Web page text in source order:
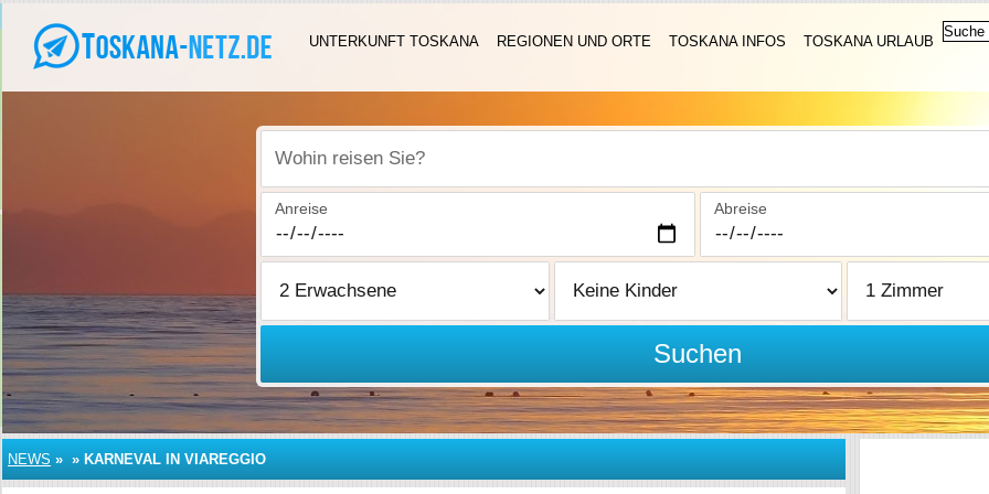
UNTERKUNFT TOSKANA REGIONEN UND ORTE TOSKANA INFOS TOSKANA URLAUB
Wohin reisen Sie?
Anreise Abreise
Suchen
NEWS » » KARNEVAL IN VIAREGGIO